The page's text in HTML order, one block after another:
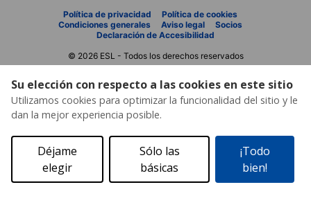
Su elección con respecto a las cookies en este sitio
Utilizamos cookies para optimizar la funcionalidad del sitio y le
dan la mejor experiencia posible.
¡Todo
bien!
Sólo las
básicas
Déjame
elegir
Política de privacidad
Política de cookies
Condiciones generales
Aviso legal
Socios
Declaración de Accesibilidad
© 2026 ESL - Todos los derechos reservados